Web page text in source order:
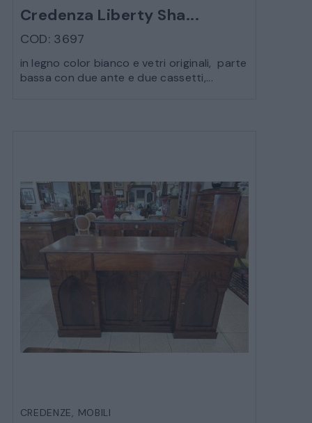
Credenza Liberty Sha...
COD: 3697
in legno color bianco e vetri originali, parte
bassa con due ante e due cassetti,...
CREDENZE, MOBILI